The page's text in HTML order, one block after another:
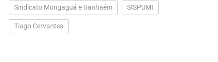
Sindicato Mongaguá e Itanhaém SISPUMI
Tiago Cervantes